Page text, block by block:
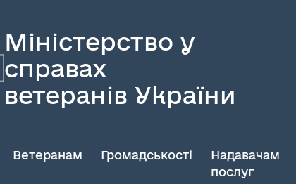
Міністерство у
справах
ветеранів України
Ветеранам Громадськості
Надавачам
послуг